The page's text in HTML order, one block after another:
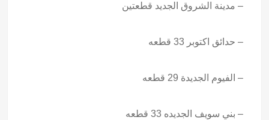
– مدينة الشروق الجديد قطعتين
– حدائق اكتوبر 33 قطعه
– الفيوم الجديدة 29 قطعه
– بني سويف الجديده 33 قطعه